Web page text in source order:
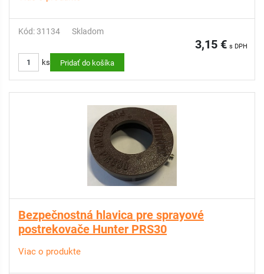
Kód: 31134 Skladom
3,15 € s DPH
ks Pridať do košíka
Bezpečnostná hlavica pre sprayové
postrekovače Hunter PRS30
Viac o produkte